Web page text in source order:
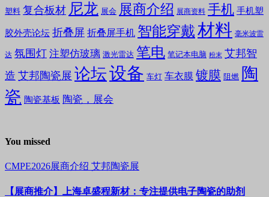
塑料 复合板材 尼龙 展会 展商介绍 展商资料 手机 手机塑
胶外壳论坛 折叠屏 折叠屏手机 智能穿戴材料 毫米波雷
达 氛围灯 注塑仿玻璃 激光雷达 笔电 笔记本电脑 粉末 艾邦智
造 艾邦陶瓷展 论坛设备 车灯 车衣膜 镀膜 阻燃 陶
瓷 陶瓷基板 陶瓷，展会
You missed
CMPE2026展商介绍 艾邦陶瓷展
【展商推介】上海卓盛程新材：专注提供电子陶瓷的助剂